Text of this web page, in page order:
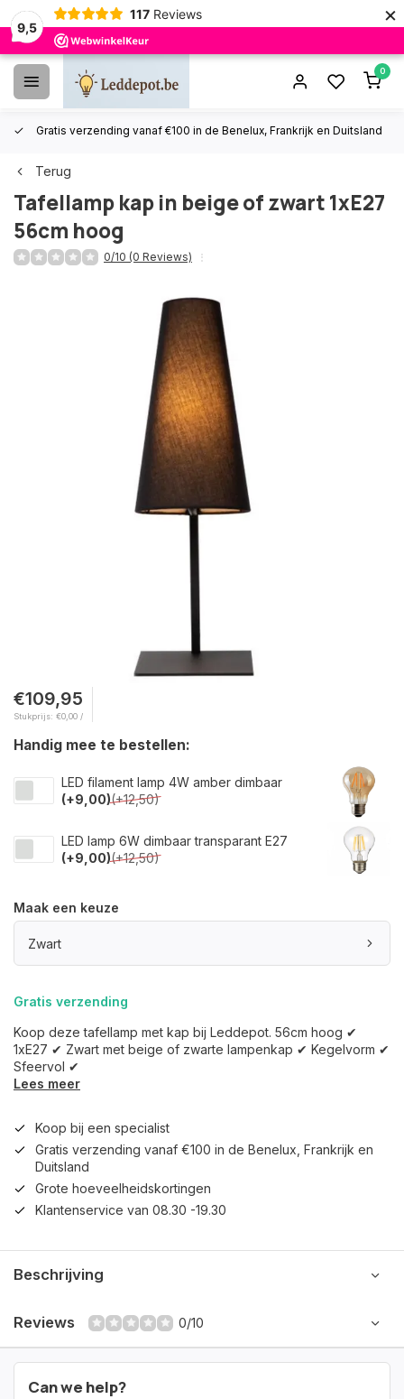
9,5
117 Reviews ×
0
Gratis verzending vanaf €100 in de Benelux, Frankrijk en Duitsland
Terug
Tafellamp kap in beige of zwart 1xE27
56cm hoog
0/10 (0 Reviews)
€109,95
Stukprijs: €0,00 /
Handig mee te bestellen:
LED filament lamp 4W amber dimbaar
(+9,00)(+12,50)
LED lamp 6W dimbaar transparant E27
(+9,00)(+12,50)
Maak een keuze
Zwart
Gratis verzending
Koop deze tafellamp met kap bij Leddepot. 56cm hoog ✔
1xE27 ✔ Zwart met beige of zwarte lampenkap ✔ Kegelvorm ✔
Sfeervol ✔
Lees meer
Koop bij een specialist
Gratis verzending vanaf €100 in de Benelux, Frankrijk en
Duitsland
Grote hoeveelheidskortingen
Klantenservice van 08.30 -19.30
Beschrijving
Reviews 0/10
Can we help?